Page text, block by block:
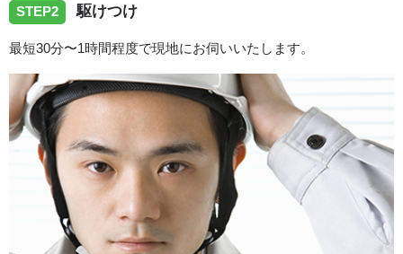
STEP2 駆けつけ
最短30分〜1時間程度で現地にお伺いいたします。